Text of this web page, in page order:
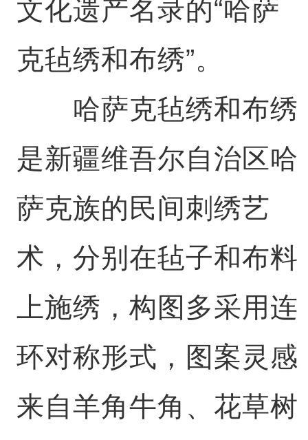
文化遗产名录的“哈萨
克毡绣和布绣”。
哈萨克毡绣和布绣
是新疆维吾尔自治区哈
萨克族的民间刺绣艺
术，分别在毡子和布料
上施绣，构图多采用连
环对称形式，图案灵感
来自羊角牛角、花草树